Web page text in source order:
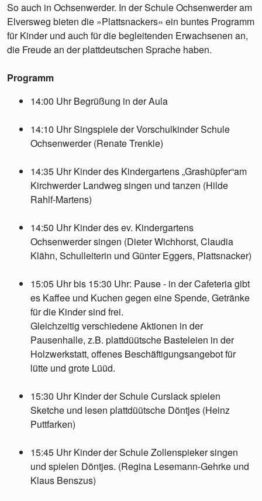
So auch in Ochsenwerder. In der Schule Ochsenwerder am
Elversweg bieten die »Plattsnackers« ein buntes Programm
für Kinder und auch für die begleitenden Erwachsenen an,
die Freude an der plattdeutschen Sprache haben.
Programm
14:00 Uhr Begrüßung in der Aula
14:10 Uhr Singspiele der Vorschulkinder Schule
Ochsenwerder (Renate Trenkle)
14:35 Uhr Kinder des Kindergartens „Grashüpfer“am
Kirchwerder Landweg singen und tanzen (Hilde
Rahlf-Martens)
14:50 Uhr Kinder des ev. Kindergartens
Ochsenwerder singen (Dieter Wichhorst, Claudia
Klähn, Schulleiterin und Günter Eggers, Plattsnacker)
15:05 Uhr bis 15:30 Uhr: Pause - in der Cafeteria gibt
es Kaffee und Kuchen gegen eine Spende, Getränke
für die Kinder sind frei.
Gleichzeitig verschiedene Aktionen in der
Pausenhalle, z.B. plattdüütsche Basteleien in der
Holzwerkstatt, offenes Beschäftigungsangebot für
lütte und grote Lüüd.
15:30 Uhr Kinder der Schule Curslack spielen
Sketche und lesen plattdüütsche Döntjes (Heinz
Puttfarken)
15:45 Uhr Kinder der Schule Zollenspieker singen
und spielen Döntjes. (Regina Lesemann-Gehrke und
Klaus Benszus)